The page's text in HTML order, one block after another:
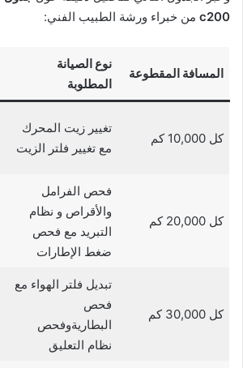
c200 من خبراء ورشة الطبيب الفني:
المسافة المقطوعة
نوع الصيانة
المطلوبة
كل 10,000 كم
تغيير زيت المحرك
مع تغيير فلتر الزيت
كل 20,000 كم
فحص الفرامل
والأقراص و نظام
التبريد مع فحص
ضغط الإطارات
كل 30,000 كم
تبديل فلتر الهواء مع
فحص
البطاريةوفحص
نظام التعليق